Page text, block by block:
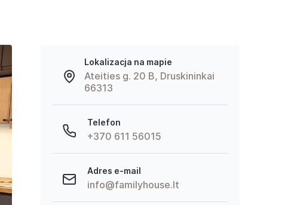
Lokalizacja na mapie
Ateities g. 20 B, Druskininkai
66313
Telefon
+370 611 56015
Adres e-mail
info@familyhouse.lt